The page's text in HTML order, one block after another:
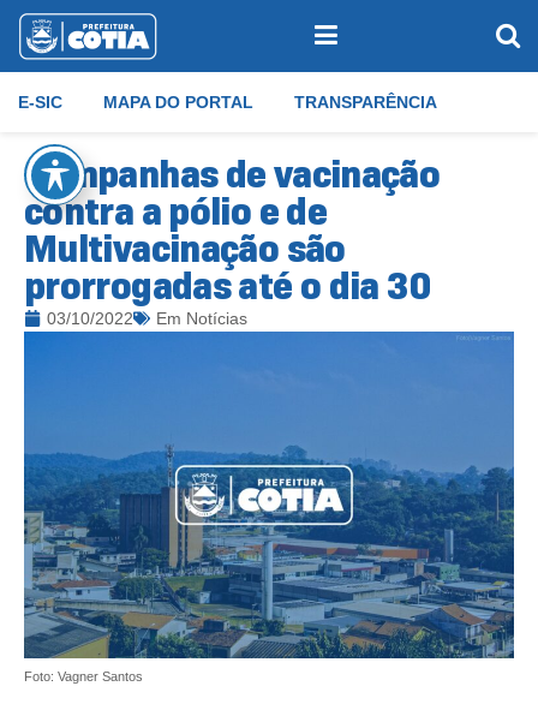
E-SIC MAPA DO PORTAL TRANSPARÊNCIA
Campanhas de vacinação
contra a pólio e de
Multivacinação são
prorrogadas até o dia 30
03/10/2022 Em Notícias
Foto: Vagner Santos